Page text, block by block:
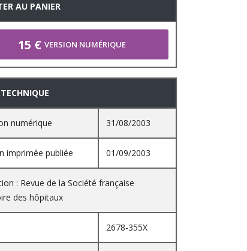
AU PANIER
15 € VERSION NUMÉRIQUE
numérique 31/08/2003
imprimée publiée 01/09/2003
: Revue de la Société française
des hôpitaux
2678-355X